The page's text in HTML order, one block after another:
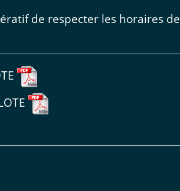
de respecter les horaires de